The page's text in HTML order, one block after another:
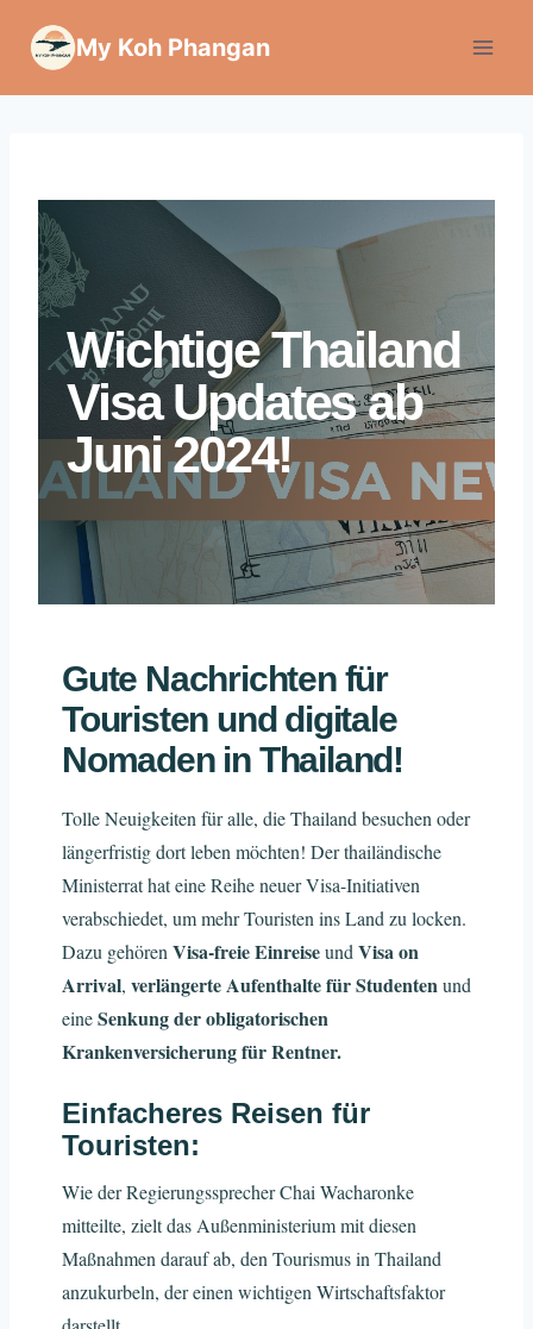
Inhalt
My Koh Phangan
Wichtige Thailand
Visa Updates ab
Juni 2024!
Gute Nachrichten für
Touristen und digitale
Nomaden in Thailand!
Tolle Neuigkeiten für alle, die Thailand besuchen oder
längerfristig dort leben möchten! Der thailändische
Ministerrat hat eine Reihe neuer Visa-Initiativen
verabschiedet, um mehr Touristen ins Land zu locken.
Dazu gehören Visa-freie Einreiseund Visa on
Arrival, verlängerte Aufenthalte für Studentenund
eineSenkung der obligatorischen
Krankenversicherung für Rentner.
Einfacheres Reisen für
Touristen:
Wie der Regierungssprecher Chai Wacharonke
mitteilte, zielt das Außenministerium mit diesen
Maßnahmen darauf ab, den Tourismus in Thailand
anzukurbeln, der einen wichtigen Wirtschaftsfaktor